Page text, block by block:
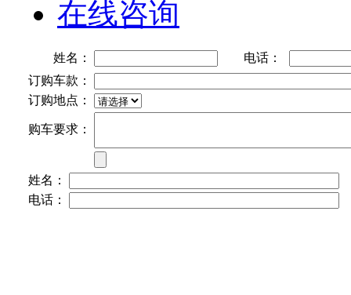
在线咨询
姓名：
电话：
订购车款：
订购地点：
购车要求：
姓名：
电话：